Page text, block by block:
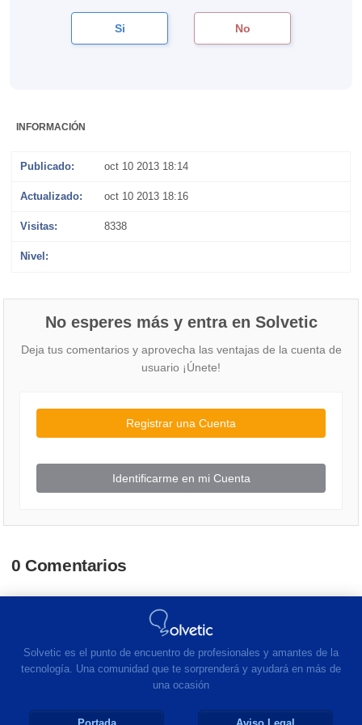
Si No
INFORMACIÓN
Publicado: oct 10 2013 18:14
Actualizado: oct 10 2013 18:16
Visitas: 8338
Nivel:
No esperes más y entra en Solvetic
Deja tus comentarios y aprovecha las ventajas de la cuenta de
usuario ¡Únete!
Registrar una Cuenta
Identificarme en mi Cuenta
0 Comentarios
Solvetic es el punto de encuentro de profesionales y amantes de la
tecnología. Una comunidad que te sorprenderá y ayudará en más de
una ocasión